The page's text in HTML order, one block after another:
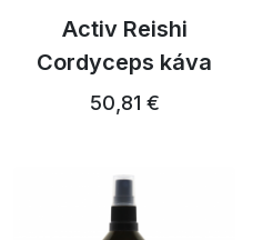
Activ Reishi
Cordyceps káva
50,81 €